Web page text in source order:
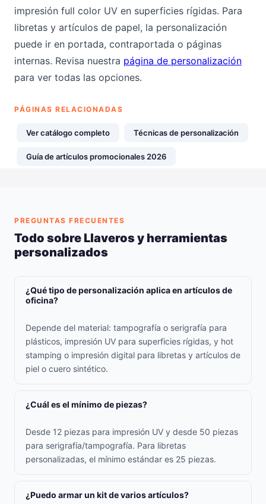
impresión full color UV en superficies rígidas. Para
libretas y artículos de papel, la personalización
puede ir en portada, contraportada o páginas
internas. Revisa nuestra página de personalización
para ver todas las opciones.
PÁGINAS RELACIONADAS
Ver catálogo completo Técnicas de personalización
Guía de artículos promocionales 2026
PREGUNTAS FRECUENTES
Todo sobre Llaveros y herramientas
personalizados
¿Qué tipo de personalización aplica en artículos de
oficina?
Depende del material: tampografía o serigrafía para
plásticos, impresión UV para superficies rígidas, y hot
stamping o impresión digital para libretas y artículos de
piel o cuero sintético.
¿Cuál es el mínimo de piezas?
Desde 12 piezas para impresión UV y desde 50 piezas
para serigrafía/tampografía. Para libretas
personalizadas, el mínimo estándar es 25 piezas.
¿Puedo armar un kit de varios artículos?